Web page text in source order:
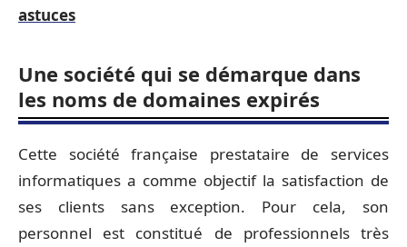
astuces
Une société qui se démarque dans
les noms de domaines expirés
Cette société française prestataire de services
informatiques a comme objectif la satisfaction de
ses clients sans exception. Pour cela, son
personnel est constitué de professionnels très